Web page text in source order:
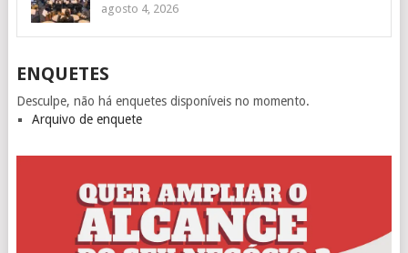
agosto 4, 2026
ENQUETES
Desculpe, não há enquetes disponíveis no momento.
Arquivo de enquete